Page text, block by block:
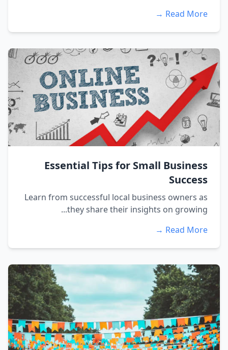
Read More →
Essential Tips for Small Business
Success
Learn from successful local business owners as
they share their insights on growing...
Read More →